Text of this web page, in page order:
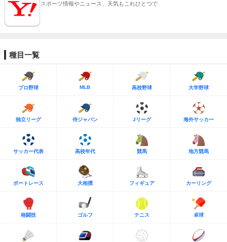
スポーツ情報やニュース、天気もこれひとつで
種目一覧
プロ野球 MLB 高校野球 大学野球
独立リーグ 侍ジャパン Jリーグ 海外サッカー
サッカー代表 高校年代 競馬 地方競馬
ボートレース 大相撲 フィギュア カーリング
格闘技 ゴルフ テニス 卓球